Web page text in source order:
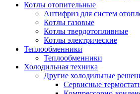
Котлы отопительные
Антифриз для систем
Котлы газовые
Котлы твердотопливные
Котлы электрические
Теплообменники
Теплообменники
Холодильная техника
Другие холодильные
Сервисные